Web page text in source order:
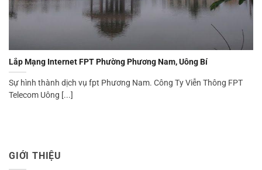
Lắp Mạng Internet FPT Phường Phương Nam, Uông Bí
Sự hình thành dịch vụ fpt Phương Nam. Công Ty Viễn Thông FPT
Telecom Uông [...]
GIỚI THIỆU